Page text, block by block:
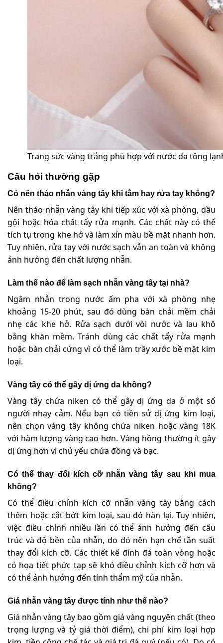
Trang sức vàng trắng phù hợp với nước da tông
Câu hỏi thường gặp
Có nên tháo nhẫn vàng tây khi tắm hay rửa tay không?
Nên tháo nhẫn vàng tây khi tiếp xúc với xà phòng, dầu
gội hoặc hóa chất tẩy rửa mạnh. Các chất này có thể
tích tụ trong khe hở và làm xỉn màu bề mặt nhanh hơn.
Tuy nhiên, rửa tay với nước sạch vẫn an toàn và không
ảnh hưởng đến chất lượng nhẫn.
Làm thế nào để làm sạch nhẫn vàng tây tại nhà?
Ngâm nhẫn trong nước ấm pha với xà phòng nhẹ
khoảng 15-20 phút, sau đó dùng bàn chải mềm chải
nhẹ các khe hở. Rửa sạch dưới vòi nước và lau khô
bằng khăn mềm. Tránh dùng các chất tẩy rửa mạnh
hoặc bàn chải cứng vì có thể làm trầy xước bề mặt kim
loại.
Vàng tây có thể gây dị ứng da không?
Vàng tây chứa niken có thể gây dị ứng da ở một số
người nhạy cảm. Nếu bạn có tiền sử dị ứng kim loại,
nên chọn vàng tây không chứa niken hoặc vàng 18K
với hàm lượng vàng cao hơn. Vàng hồng thường ít gây
dị ứng hơn vì chủ yếu chứa đồng và bạc.
Có thể thay đổi kích cỡ nhẫn vàng tây sau khi mua
không?
Có thể điều chỉnh kích cỡ nhẫn vàng tây bằng cách
thêm hoặc cắt bớt kim loại, sau đó hàn lại. Tuy nhiên,
việc điều chỉnh nhiều lần có thể ảnh hưởng đến cấu
trúc và độ bền của nhẫn, do đó nên hạn chế tần suất
thay đổi kích cỡ. Các thiết kế đính đá toàn vòng hoặc
có họa tiết phức tạp sẽ khó điều chỉnh kích cỡ hơn và
có thể ảnh hưởng đến tính thẩm mỹ của nhẫn.
Giá nhẫn vàng tây được tính như thế nào?
Giá nhẫn vàng tây bao gồm giá vàng nguyên chất (theo
trọng lượng và tỷ giá thời điểm), chi phí kim loại hợp